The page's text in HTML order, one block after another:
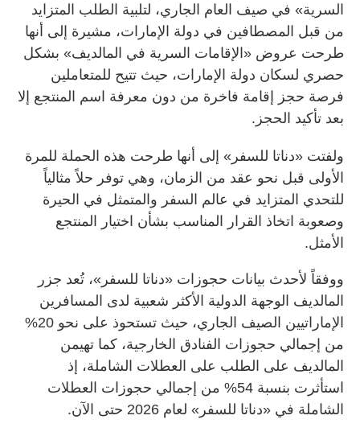
السرية» في صيف العام الجاري، لتلبية الطلب المتزايد
من قبل المصطافين في دولة الإمارات، مشيرة إلى أنها
طرحت عروض «الإقامات السرية في المالديف» بشكل
حصري لسكان دولة الإمارات، حيث تتيح للمتعاملين
فرصة حجز إقامة فاخرة من دون معرفة اسم المنتجع إلا
بعد تأكيد الحجز.
ولفتت «دناتا للسفر» إلى أنها طرحت هذه الحملة للمرة
الأولى قبل نحو عقد من الزمان، وهي توفر حلاً مثالياً
للتحدي المتزايد في عالم السفر والمتمثل في الحيرة
وصعوبة اتخاذ القرار المناسب بشأن اختيار المنتجع
الأمثل.
ووفقاً لأحدث بيانات حجوزات «دناتا للسفر»، تُعد جزر
المالديف الوجهة الدولية الأكثر شعبية لدى المسافرين
الإماراتيين الصيف الجاري، حيث تستحوذ على نحو 20%
من إجمالي حجوزات الفنادق الخارجية، كما تهيمن
المالديف على الطلب على العطلات الشاملة، إذ
استأثرت بنسبة 54% من إجمالي حجوزات العطلات
الشاملة في «دناتا للسفر» لعام 2026 حتى الآن.